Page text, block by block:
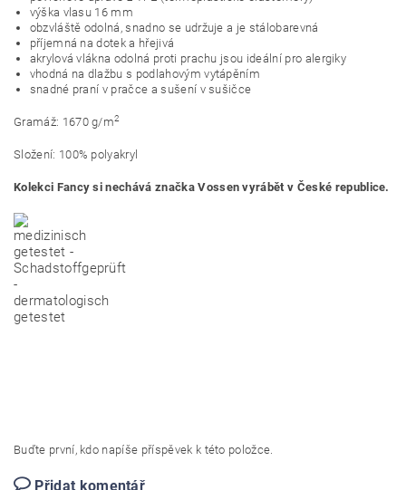
výška vlasu 16 mm
obzvláště odolná, snadno se udržuje a je stálobarevná
příjemná na dotek a hřejivá
akrylová vlákna odolná proti prachu jsou ideální pro alergiky
vhodná na dlažbu s podlahovým vytápěním
snadné praní v pračce a sušení v sušičce
Gramáž: 1670 g/m2
Složení: 100% polyakryl
Kolekci Fancy si nechává značka Vossen vyrábět v České republice.
Buďte první, kdo napíše příspěvek k této položce.
Přidat komentář